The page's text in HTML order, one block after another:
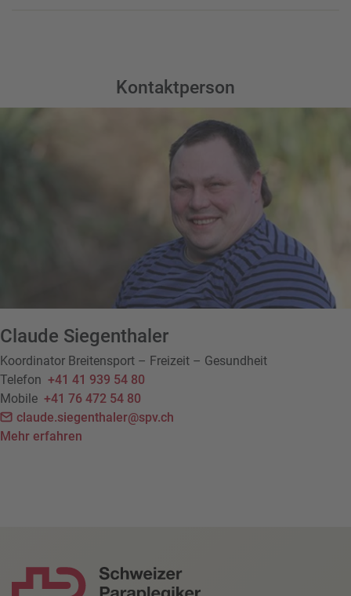
Kontaktperson
Claude Siegenthaler
Koordinator Breitensport – Freizeit – Gesundheit
Telefon +41 41 939 54 80
Mobile +41 76 472 54 80
claude.siegenthaler@spv.ch
Mehr erfahren